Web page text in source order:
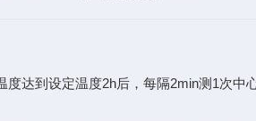
达到设定温度2h后，每隔2min测1次中